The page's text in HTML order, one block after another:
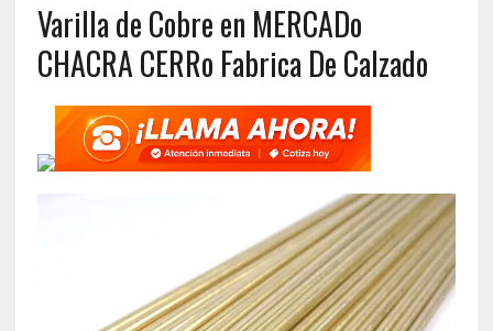
Varilla de Cobre en MERCADo
CHACRA CERRo Fabrica De Calzado